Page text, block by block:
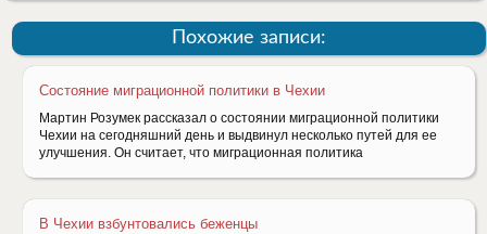
Похожие записи:
Состояние миграционной политики в Чехии
Мартин Розумек рассказал о состоянии миграционной политики
Чехии на сегодняшний день и выдвинул несколько путей для ее
улучшения. Он считает, что миграционная политика
В Чехии взбунтовались беженцы